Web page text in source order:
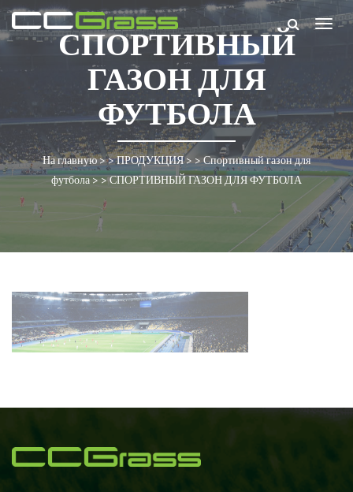
СПОРТИВНЫЙ
ГАЗОН ДЛЯ
ФУТБОЛА
На главную> >ПРОДУКЦИЯ> > Спортивный газон для
футбола> >СПОРТИВНЫЙ ГАЗОН ДЛЯ ФУТБОЛА